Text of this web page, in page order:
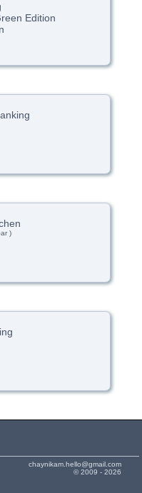
Edition
)
chaynikam.hello@gmail.com
© 2009 - 2026